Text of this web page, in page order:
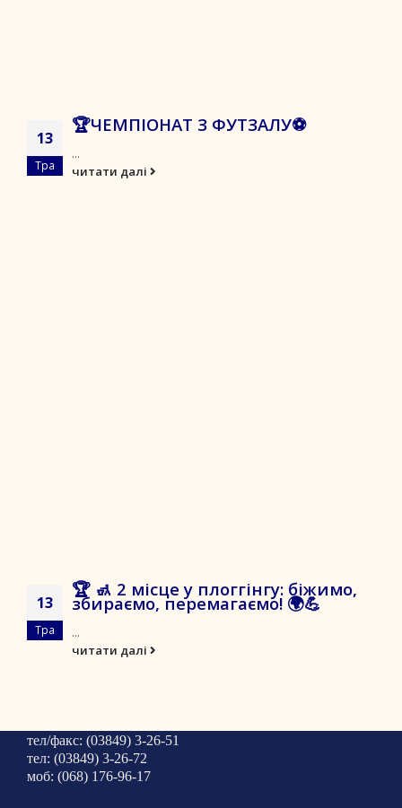
13
Тра
🏆ЧЕМПІОНАТ З ФУТЗАЛУ⚽️
...
читати далі
13
Тра
🏆 🚮 2 місце у плоггінгу: біжимо,
збираємо, перемагаємо! 🌍💪
...
читати далі
тел/факс: (03849) 3-26-51
тел: (03849) 3-26-72
моб: (068) 176-96-17